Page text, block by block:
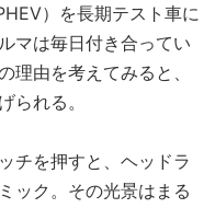
）を長期テスト車に
マは毎日付き合ってい
理由を考えてみると、
られる。
チを押すと、ヘッドラ
ック。その光景はまる